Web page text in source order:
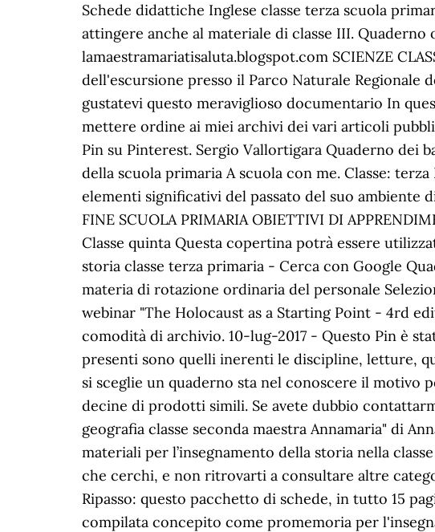
Schede didattiche Inglese classe terza scuola
attingere anche al materiale di classe III.
lamaestramariatisaluta.blogspot.com SCIENZE
dell'escursione presso il Parco Naturale Regionale
gustatevi questo meraviglioso documentario In
mettere ordine ai miei archivi dei vari articoli
Pin su Pinterest. Sergio Vallortigara Quaderno dei
della scuola primaria A scuola con me. Classe:
elementi significativi del passato del suo ambiente
FINE SCUOLA PRIMARIA OBIETTIVI DI
Classe quinta Questa copertina potrà essere
storia classe terza primaria - Cerca con Google
materia di rotazione ordinaria del personale
webinar "The Holocaust as a Starting Point - 4rd
comodità di archivio. 10-lug-2017 - Questo Pin è
presenti sono quelli inerenti le discipline, letture,
si sceglie un quaderno sta nel conoscere il motivo
decine di prodotti simili. Se avete dubbio
geografia classe seconda maestra Annamaria" di
materiali per l’insegnamento della storia nella
che cerchi, e non ritrovarti a consultare altre
Ripasso: questo pacchetto di schede, in tutto 15
compilata concepito come promemoria per